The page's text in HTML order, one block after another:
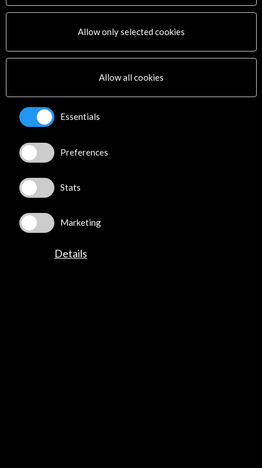
+34 91 700 4000
28003 Madrid, Spain
Explore
Corporate
Activities
PICE Programme
Residencies
Allow only selected cookies
Allow all cookies
Essentials
Preferences
Stats
Marketing
Details